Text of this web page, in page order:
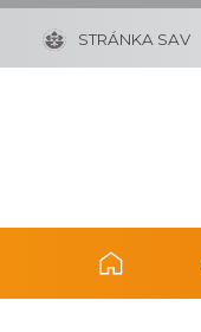
STRÁNKA SAV